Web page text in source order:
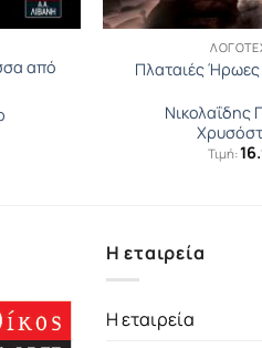
από
Πλαταιές
Νικολαΐδης
Τιμή:
Η εταιρεία
Η εταιρεία